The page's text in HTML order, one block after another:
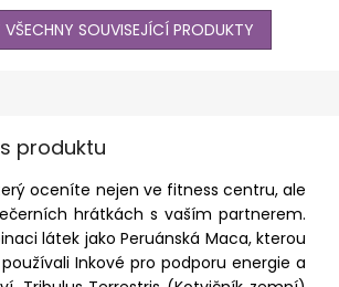
VŠECHNY SOUVISEJÍCÍ PRODUKTY
produktu
oceníte nejen ve fitness centru, ale
hrátkách s vaším partnerem.
látek jako Peruánská Maca, kterou
Inkové pro podporu energie a